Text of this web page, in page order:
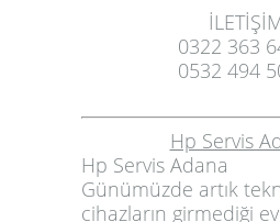
0322 363
0532 494
Hp Servis
Hp Servis Adana
Günümüzde artık
cihazların girmediği